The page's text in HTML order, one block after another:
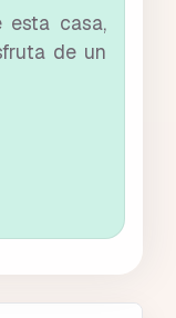
esta casa,
de un